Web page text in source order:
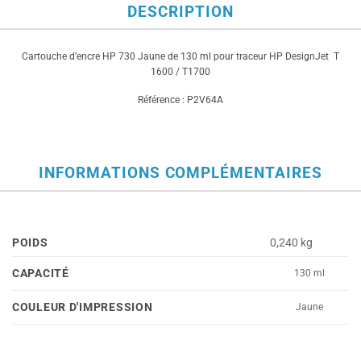
DESCRIPTION
Cartouche d’encre HP 730 Jaune de 130 ml pour traceur HP DesignJet T
1600 / T1700
Référence : P2V64A
INFORMATIONS COMPLÉMENTAIRES
POIDS 0,240 kg
CAPACITÉ 130 ml
COULEUR D'IMPRESSION Jaune